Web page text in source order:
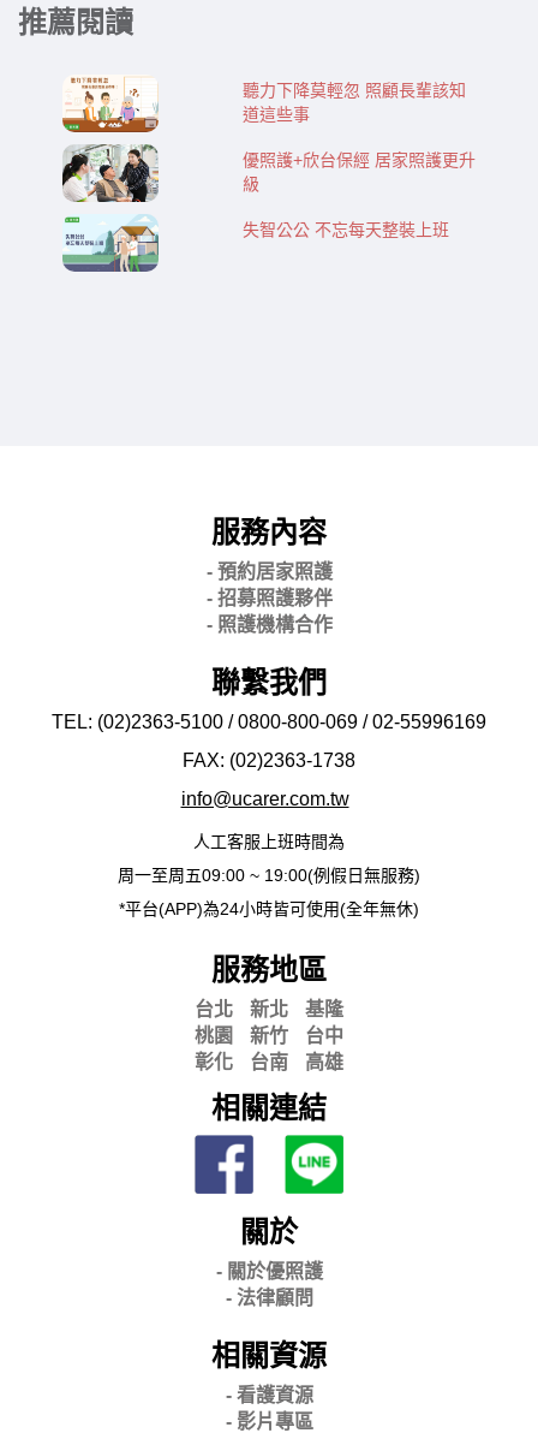
推薦閱讀
聽力下降莫輕忽 照顧長輩該知
道這些事
優照護+欣台保經 居家照護更升
級
失智公公 不忘每天整裝上班
服務內容
- 預約居家照護
- 招募照護夥伴
- 照護機構合作
聯繫我們
TEL: (02)2363-5100 / 0800-800-069 / 02-55996169
FAX: (02)2363-1738
info@ucarer.com.tw
人工客服上班時間為
周一至周五09:00 ~ 19:00(例假日無服務)
*平台(APP)為24小時皆可使用(全年無休)
服務地區
台北 新北
基隆
桃園
新竹
台中
彰化
台南 高雄
相關連結
關於
- 關於優照護
- 法律顧問
相關資源
- 看護資源
- 影片專區